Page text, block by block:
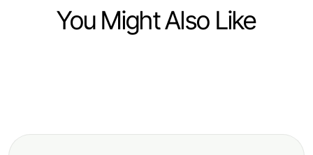
You Might Also Like
实，每位语言学习者都应知道
Cómo Ahorrar Tiempo y Dinero con